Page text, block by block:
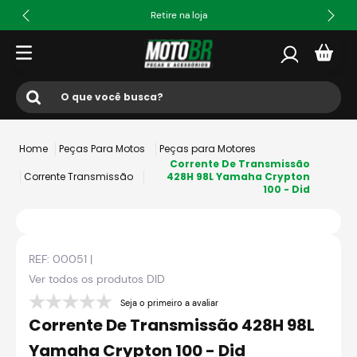
Retire na loja
O que você busca?
5º capacete ls2
6 º jaqueta
7º bau
Peças Para Motos Peças para Motores
Corrente Transmissão
Corrente De Transmissão
428H 98L Yamaha Crypton
100 - Did
REF: 00051 |
Ver todos os produtos DID
Seja o primeiro a avaliar
Corrente De Transmissão 428H 98L
Yamaha Crypton 100 - Did